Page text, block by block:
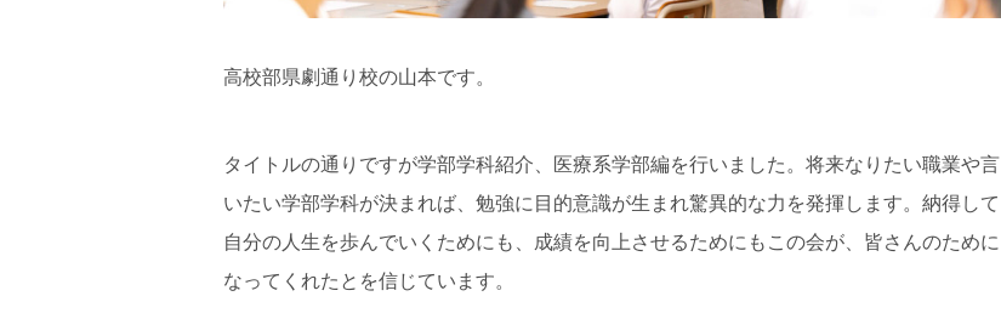
高校部県劇通り校の山本です。
タイトルの通りですが学部学科紹介、医療系学部編を行いました。将来なりたい職業や言
いたい学部学科が決まれば、勉強に目的意識が生まれ驚異的な力を発揮します。納得して
自分の人生を歩んでいくためにも、成績を向上させるためにもこの会が、皆さんのために
なってくれたとを信じています。